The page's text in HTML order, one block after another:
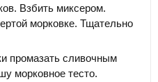
Взбить миксером.
морковке. Тщательно
промазать сливочным
морковное тесто.